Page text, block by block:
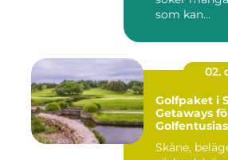
som kan...
02.
Golfpaket i
Getaways
Skåne,